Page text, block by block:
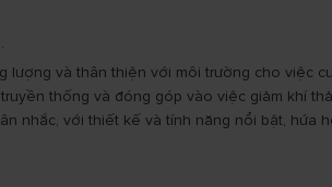
lượng và thân thiện với môi trường cho việc
thống và đóng góp vào việc giảm khí
nhắc, với thiết kế và tính năng nổi bật, hứa